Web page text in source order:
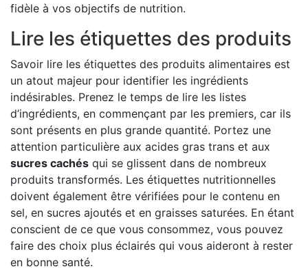
fidèle à vos objectifs de nutrition.
Lire les étiquettes des produits
Savoir lire les étiquettes des produits alimentaires est
un atout majeur pour identifier les ingrédients
indésirables. Prenez le temps de lire les listes
d’ingrédients, en commençant par les premiers, car ils
sont présents en plus grande quantité. Portez une
attention particulière aux acides gras trans et aux
sucres cachés qui se glissent dans de nombreux
produits transformés. Les étiquettes nutritionnelles
doivent également être vérifiées pour le contenu en
sel, en sucres ajoutés et en graisses saturées. En étant
conscient de ce que vous consommez, vous pouvez
faire des choix plus éclairés qui vous aideront à rester
en bonne santé.